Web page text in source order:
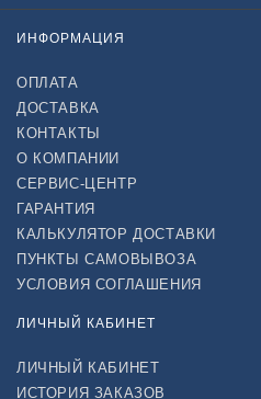
ИНФОРМАЦИЯ
ОПЛАТА
ДОСТАВКА
КОНТАКТЫ
О КОМПАНИИ
СЕРВИС-ЦЕНТР
ГАРАНТИЯ
КАЛЬКУЛЯТОР ДОСТАВКИ
ПУНКТЫ САМОВЫВОЗА
УСЛОВИЯ СОГЛАШЕНИЯ
ЛИЧНЫЙ КАБИНЕТ
ЛИЧНЫЙ КАБИНЕТ
ИСТОРИЯ ЗАКАЗОВ